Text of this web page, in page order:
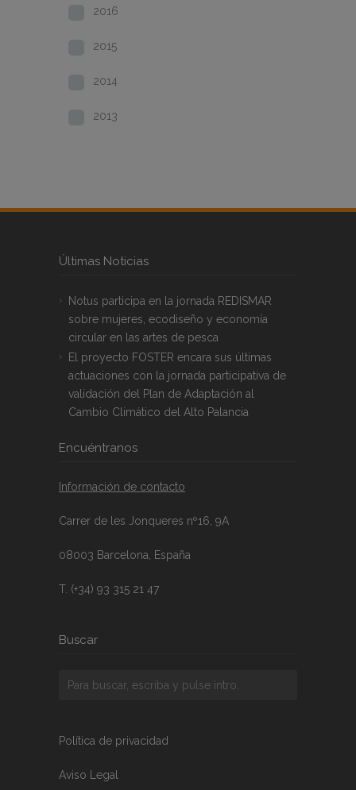
2016
2015
2014
2013
Últimas Noticias
Notus participa en la jornada REDISMAR
sobre mujeres, ecodiseño y economía
circular en las artes de pesca
El proyecto FOSTER encara sus últimas
actuaciones con la jornada participativa de
validación del Plan de Adaptación al
Cambio Climático del Alto Palancia
Encuéntranos
Información de contacto
Carrer de les Jonqueres nº16, 9A
08003 Barcelona, España
T. (+34) 93 315 21 47
Buscar
Política de privacidad
Aviso Legal